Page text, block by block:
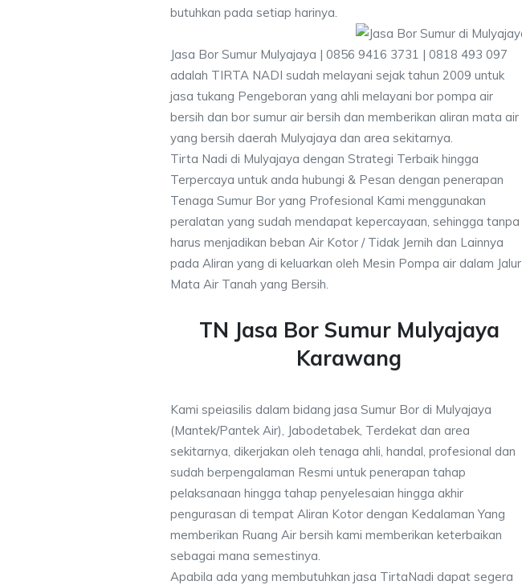
butuhkan pada setiap harinya.
Jasa Bor Sumur Mulyajaya | 0856 9416 3731 | 0818 493 097
adalah TIRTA NADI sudah melayani sejak tahun 2009 untuk
jasa tukang Pengeboran yang ahli melayani bor pompa air
bersih dan bor sumur air bersih dan memberikan aliran mata air
yang bersih daerah Mulyajaya dan area sekitarnya.
Tirta Nadi di Mulyajaya dengan Strategi Terbaik hingga
Terpercaya untuk anda hubungi & Pesan dengan penerapan
Tenaga Sumur Bor yang Profesional Kami menggunakan
peralatan yang sudah mendapat kepercayaan, sehingga tanpa
harus menjadikan beban Air Kotor / Tidak Jernih dan Lainnya
pada Aliran yang di keluarkan oleh Mesin Pompa air dalam Jalur
Mata Air Tanah yang Bersih.
TN Jasa Bor Sumur Mulyajaya
Karawang
Kami speiasilis dalam bidang jasa Sumur Bor di Mulyajaya
(Mantek/Pantek Air), Jabodetabek, Terdekat dan area
sekitarnya, dikerjakan oleh tenaga ahli, handal, profesional dan
sudah berpengalaman Resmi untuk penerapan tahap
pelaksanaan hingga tahap penyelesaian hingga akhir
pengurasan di tempat Aliran Kotor dengan Kedalaman Yang
memberikan Ruang Air bersih kami memberikan keterbaikan
sebagai mana semestinya.
Apabila ada yang membutuhkan jasa TirtaNadi dapat segera